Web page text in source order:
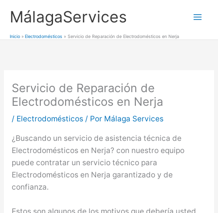
MálagaServices
Inicio Electrodomésticos Servicio de Reparación de Electrodomésticos en Nerja
Servicio de Reparación de
Electrodomésticos en Nerja
/ Electrodomésticos/ Por Málaga Services
¿Buscando un servicio de asistencia técnica de
Electrodomésticos en Nerja? con nuestro equipo
puede contratar un servicio técnico para
Electrodomésticos en Nerja garantizado y de
confianza.
Estos son algunos de los motivos que debería usted